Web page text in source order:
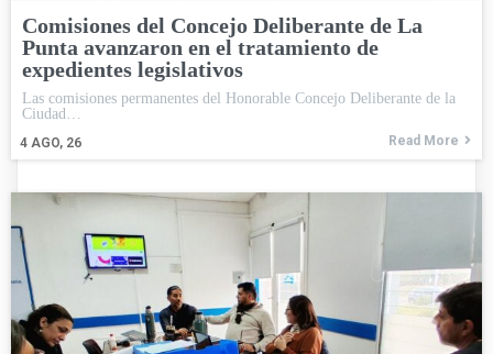
Comisiones del Concejo Deliberante de La
Punta avanzaron en el tratamiento de
expedientes legislativos
4 AGO, 26
Las comisiones permanentes del Honorable Concejo Deliberante de la
Ciudad…
Read More